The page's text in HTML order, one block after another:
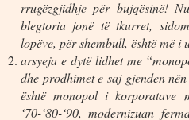
rrugëzgjidhje për bujqësinë!
blegtoria jonë të tkurret,
lopëve, për shembull, është më i
arsyeja e dytë lidhet me
dhe prodhimet e saj gjenden
është monopol i korporatave
‘70-‘80-‘90, modernizuan